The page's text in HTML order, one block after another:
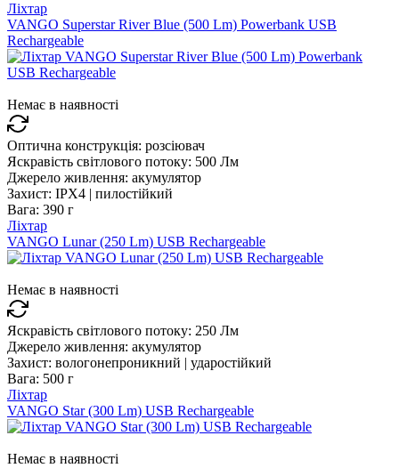
Ліхтар
VANGO Superstar River Blue (500 Lm) Powerbank USB
Rechargeable
Немає в наявності
Оптична конструкція: розсіювач
Яскравість світлового потоку: 500 Лм
Джерело живлення: акумулятор
Захист: IPX4 | пилостійкий
Вага: 390 г
Ліхтар
VANGO Lunar (250 Lm) USB Rechargeable
Немає в наявності
Яскравість світлового потоку: 250 Лм
Джерело живлення: акумулятор
Захист: вологонепроникний | ударостійкий
Вага: 500 г
Ліхтар
VANGO Star (300 Lm) USB Rechargeable
Немає в наявності